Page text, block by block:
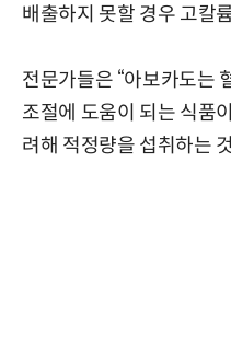
배출하지 못할 경우 고칼
전문가들은 “아보카도는
조절에 도움이 되는 식품
려해 적정량을 섭취하는